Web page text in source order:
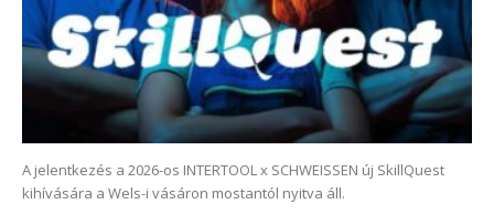
A jelentkezés a 2026-os INTERTOOL x SCHWEISSEN új SkillQuest
kihívására a Wels-i vásáron mostantól nyitva áll.